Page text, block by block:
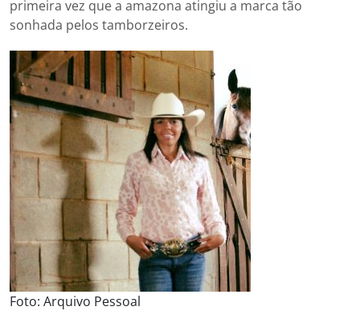
primeira vez que a amazona atingiu a marca tão
sonhada pelos tamborzeiros.
Foto: Arquivo Pessoal